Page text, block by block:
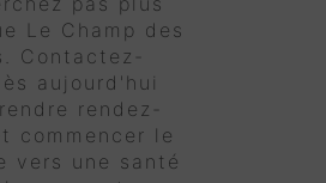
Le Champ des
Contactez-
aujourd'hui
rendez-
commencer le
vers une santé